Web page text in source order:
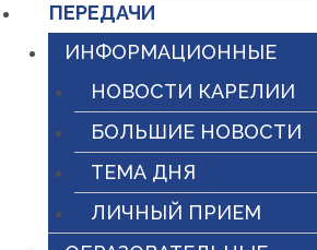
ПЕРЕДАЧИ
ИНФОРМАЦИОННЫЕ
НОВОСТИ КАРЕЛИИ
БОЛЬШИЕ НОВОСТИ
ТЕМА ДНЯ
ЛИЧНЫЙ ПРИЕМ